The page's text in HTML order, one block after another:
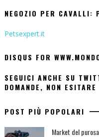
NEGOZIO PER CAVALLI:
Petsexpert.it
DISQUS FOR
SEGUICI ANCHE SU
DOMANDE, NON
POST PIÙ POPOLARI
Market del